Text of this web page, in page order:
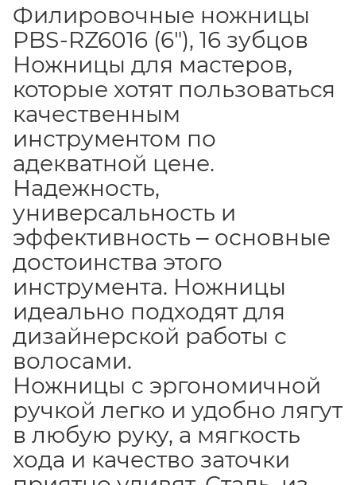
Филировочные ножницы
PBS-RZ6016 (6"), 16 зубцов
Ножницы для мастеров,
которые хотят пользоваться
качественным
инструментом по
адекватной цене.
Надежность,
универсальность и
эффективность ‒ основные
достоинства этого
инструмента. Ножницы
идеально подходят для
дизайнерской работы с
волосами.
Ножницы с эргономичной
ручкой легко и удобно лягут
в любую руку, а мягкость
хода и качество заточки